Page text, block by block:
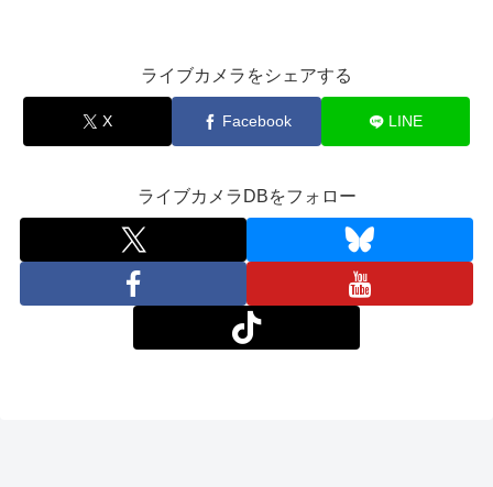
ライブカメラをシェアする
X Facebook LINE
ライブカメラDBをフォロー